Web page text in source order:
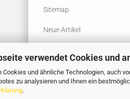
verwendet Cookies und
Cookies und ähnliche Technologien, auch
zu analysieren und Ihnen ein
.
Sitemap
Neue Artikel